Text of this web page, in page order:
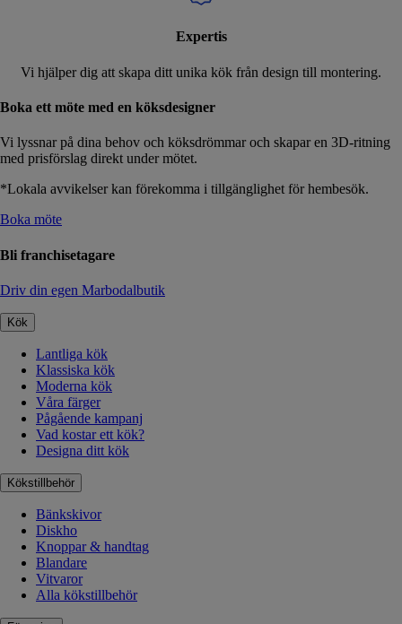
Expertis
Vi hjälper dig att skapa ditt unika kök från design till montering.
Boka ett möte med en köksdesigner
Vi lyssnar på dina behov och köksdrömmar och skapar en 3D-ritning
med prisförslag direkt under mötet.
*Lokala avvikelser kan förekomma i tillgänglighet för hembesök.
Boka möte
Bli franchisetagare
Driv din egen Marbodalbutik
Kök
Lantliga kök
Klassiska kök
Moderna kök
Våra färger
Pågående kampanj
Vad kostar ett kök?
Designa ditt kök
Kökstillbehör
Bänkskivor
Diskho
Knoppar & handtag
Blandare
Vitvaror
Alla kökstillbehör